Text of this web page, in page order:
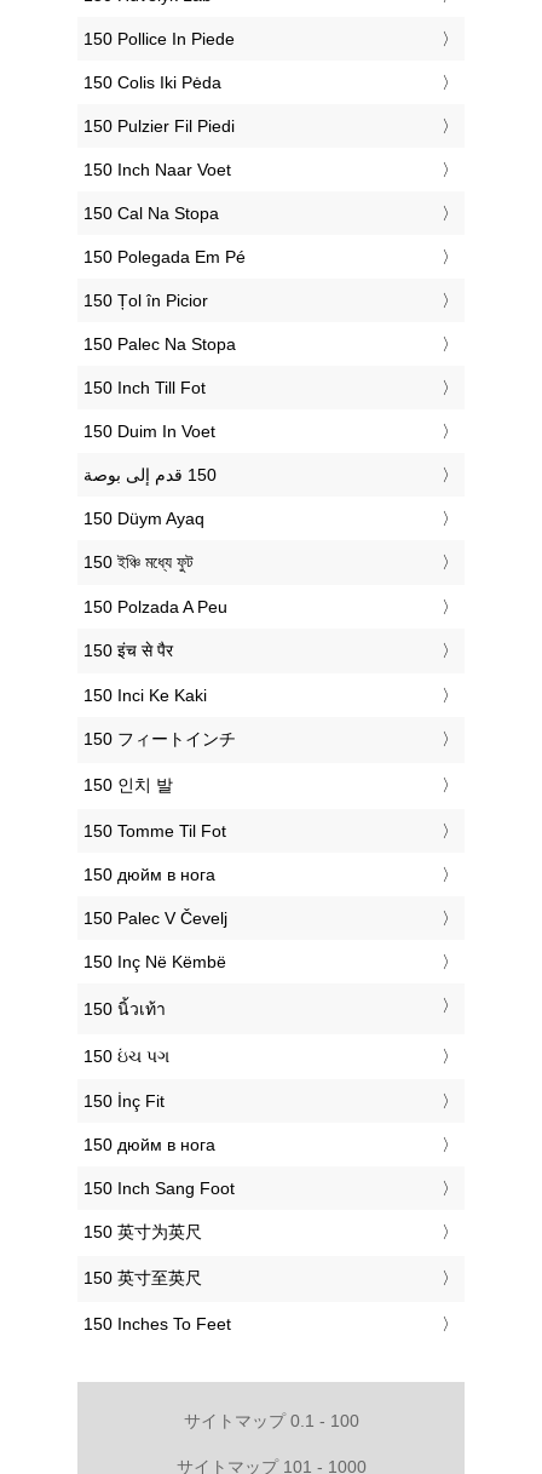
‎150 Pollice In Piede
‎150 Colis Iki Pėda
‎150 Pulzier Fil Piedi
‎150 Inch Naar Voet
‎150 Cal Na Stopa
‎150 Polegada Em Pé
‎150 Țol în Picior
‎150 Palec Na Stopa
‎150 Inch Till Fot
‎150 Duim In Voet
‎150 Düym Ayaq
‎150 ইঞ্চি মধ্যে ফুট
‎150 Polzada A Peu
‎150 इंच से पैर
‎150 Inci Ke Kaki
‎150 フィートインチ
‎150 인치 발
‎150 Tomme Til Fot
‎150 дюйм в нога
‎150 Palec V Čevelj
‎150 Inç Në Këmbë
‎150 นิ้วเท้า
‎150 ઇંચ પગ
‎150 İnç Fit
‎150 дюйм в нога
‎150 Inch Sang Foot
‎150 英寸为英尺
‎150 英寸至英尺
‎150 Inches To Feet
サイトマップ 0.1 - 100
サイトマップ 101 - 1000